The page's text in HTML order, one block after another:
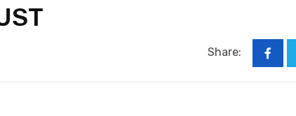
Share: